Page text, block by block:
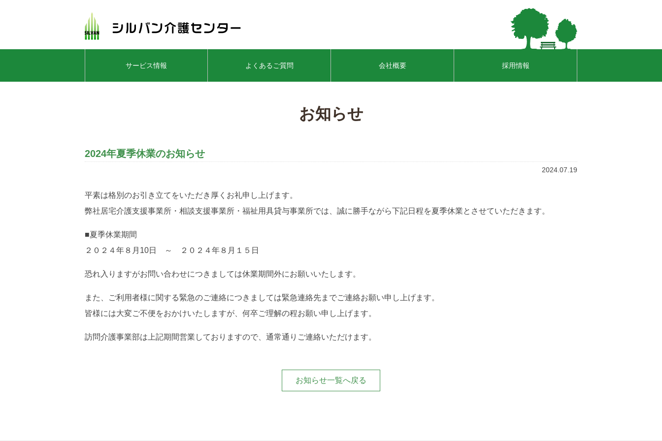
サービス情報 よくあるご質問 会社概要 採用情報
お知らせ
2024年夏季休業のお知らせ
2024.07.19
平素は格別のお引き立てをいただき厚くお礼申し上げます。
弊社居宅介護支援事業所・相談支援事業所・福祉用具貸与事業所では、誠に勝手ながら下記日程を夏季休業とさせていただきます。
■夏季休業期間
２０２４年８月10日 ～ ２０２４年８月１５日
恐れ入りますがお問い合わせにつきましては休業期間外にお願いいたします。
また、ご利用者様に関する緊急のご連絡につきましては緊急連絡先までご連絡お願い申し上げます。
皆様には大変ご不便をおかけいたしますが、何卒ご理解の程お願い申し上げます。
訪問介護事業部は上記期間営業しておりますので、通常通りご連絡いただけます。
お知らせ一覧へ戻る